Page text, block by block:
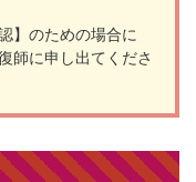
】のための場合に
師に申し出てくださ